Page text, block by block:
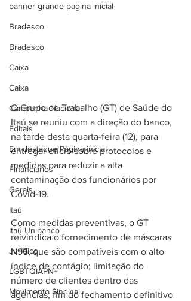
banner grande pagina inicial
Bradesco
Bradesco
Caixa
Caixa
Campanha Nacional
Editais
Em destaque Página inicial
Financiários
Gerais
Itaú
Itaú Unibanco
Jurídico
LGBTQIAPN+
Movimento Sindical
O Grupo de Trabalho (GT) de Saúde do
Itaú se reuniu com a direção do banco,
na tarde desta quarta-feira (12), para
entregar ofício sobre protocolos e
medidas para reduzir a alta
contaminação dos funcionários por
Covid-19.
Como medidas preventivas, o GT
reivindica o fornecimento de máscaras
N95, que são compatíveis com o alto
índice de contágio; limitação do
número de clientes dentro das
agências; fim do fechamento definitivo